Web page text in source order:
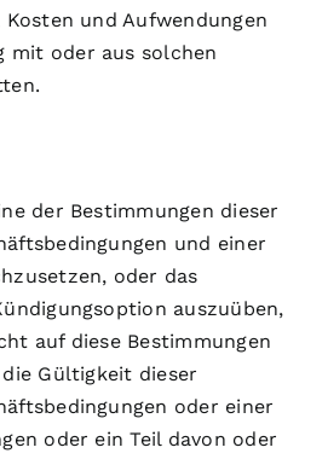
Kosten und Aufwendungen
mit oder aus solchen
der Bestimmungen dieser
und einer
oder das
auszuüben,
auf diese Bestimmungen
Gültigkeit dieser
oder einer
oder ein Teil davon oder